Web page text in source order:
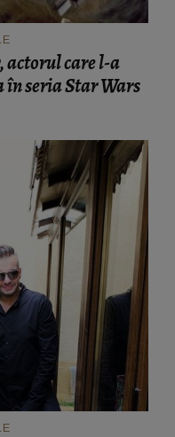
actorul care l-a
seria Star Wars